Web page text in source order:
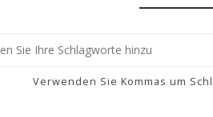
Verwenden Sie Kommas um